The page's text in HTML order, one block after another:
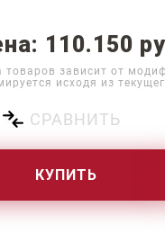
110.150
товаров зависит от
исходя из
СРАВНИТЬ
КУПИТЬ